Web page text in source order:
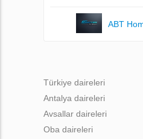
ABT
Türkiye daireleri
Antalya daireleri
Avsallar daireleri
Oba daireleri